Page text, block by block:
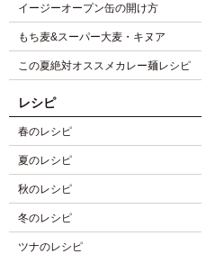
イージーオープン缶の開け方
もち麦&スーパー大麦・キヌア
この夏絶対オススメカレー麺レシピ
レシピ
春のレシピ
夏のレシピ
秋のレシピ
冬のレシピ
ツナのレシピ